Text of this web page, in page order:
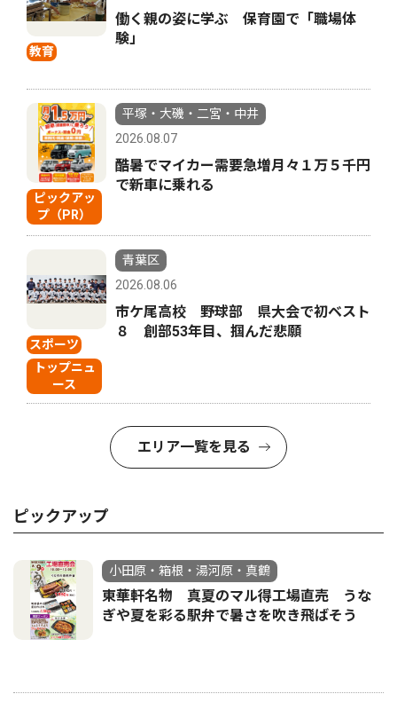
教育
働く親の姿に学ぶ 保育園で「職場体
験」
ピックアッ
プ（PR）
平塚・大磯・二宮・中井
2026.08.07
酷暑でマイカー需要急増月々１万５千円
で新車に乗れる
スポーツ
トップニュ
ース
青葉区
2026.08.06
市ケ尾高校 野球部 県大会で初ベスト
８ 創部53年目、掴んだ悲願
エリア一覧を見る
ピックアップ
小田原・箱根・湯河原・真鶴
東華軒名物 真夏のマル得工場直売 うな
ぎや夏を彩る駅弁で暑さを吹き飛ばそう